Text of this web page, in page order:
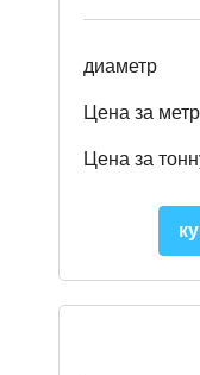
диаметр
Цена за метр
Цена за